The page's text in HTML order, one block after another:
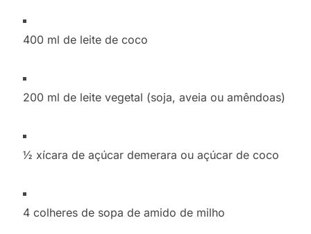
400 ml de leite de coco
200 ml de leite vegetal (soja, aveia ou amêndoas)
½ xícara de açúcar demerara ou açúcar de coco
4 colheres de sopa de amido de milho